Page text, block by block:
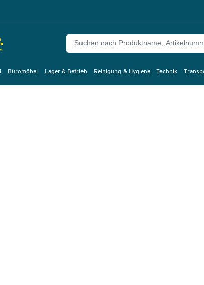
Büromöbel Lager & Betrieb Reinigung & Hygiene Technik